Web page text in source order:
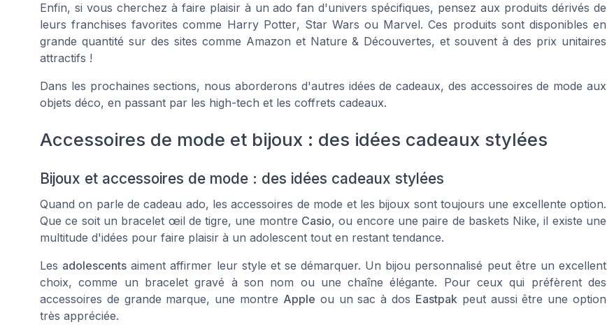
Enfin, si vous cherchez à faire plaisir à un ado fan d'univers spécifiques, pensez aux produits dérivés de
leurs franchises favorites comme Harry Potter, Star Wars ou Marvel. Ces produits sont disponibles en
grande quantité sur des sites comme Amazon et Nature & Découvertes, et souvent à des prix unitaires
attractifs !
Dans les prochaines sections, nous aborderons d'autres idées de cadeaux, des accessoires de mode aux
objets déco, en passant par les high-tech et les coffrets cadeaux.
Accessoires de mode et bijoux : des idées cadeaux stylées
Bijoux et accessoires de mode : des idées cadeaux stylées
Quand on parle decadeau ado, les accessoires de mode et les bijoux sont toujours une excellente option.
Que ce soit un bracelet œil de tigre, une montre Casio, ou encore une paire de baskets Nike, il existe une
multitude d'idées pour faire plaisir à un adolescent tout en restant tendance.
Les adolescents aiment affirmer leur style et se démarquer. Un bijou personnalisé peut être un excellent
choix, comme un bracelet gravé à son nom ou une chaîne élégante. Pour ceux qui préfèrent des
accessoires de grande marque, une montre Apple ou un sac à dos Eastpakpeut aussi être une option
très appréciée.